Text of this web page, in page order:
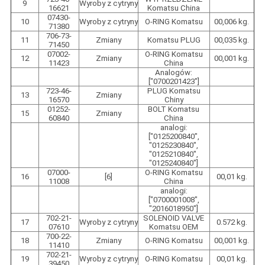
9
16621
Wyroby z cytryny
Komatsu China
10
07430-
71380
Wyroby z cytryny O-RING Komatsu 00,006 kg.
11
706-73-
71450
Zmiany Komatsu PLUG 00,035 kg.
12
07002-
11423
Zmiany
O-RING Komatsu
China
00,001 kg.
Analogów:
["0700201423"]
13
723-46-
16570
Zmiany
PLUG Komatsu
Chiny
15
01252-
60840
Zmiany
BOLT Komatsu
China
analogi:
["0125200840",
"0125230840",
"0125210840",
"0125240840"]
16
07000-
11008
[6]
O-RING Komatsu
China
00,01 kg.
analogi:
["0700001008",
"2016018950"]
17
702-21-
07610
Wyroby z cytryny
SOLENOID VALVE
Komatsu OEM
0.572 kg.
18
700-22-
11410
Zmiany O-RING Komatsu 00,001 kg.
19
702-21-
Wyroby z cytryny O-RING Komatsu 00,01 kg.